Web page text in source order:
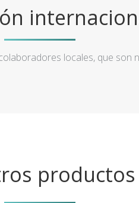
locales, que son
productos